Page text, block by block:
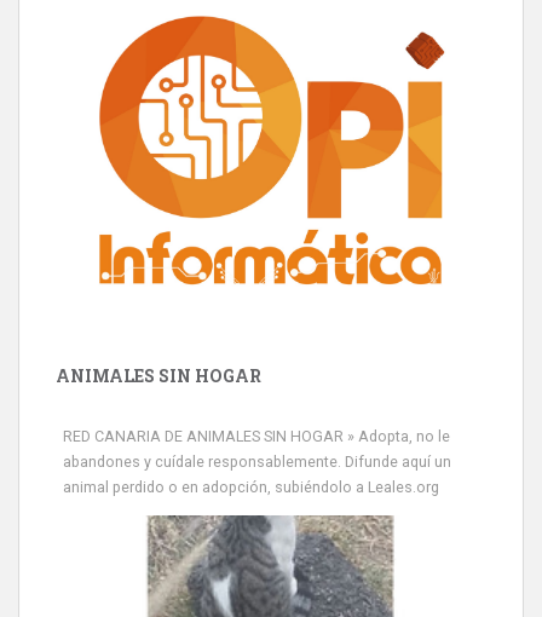
ANIMALES SIN HOGAR
RED CANARIA DE ANIMALES SIN HOGAR » Adopta, no le
abandones y cuídale responsablemente. Difunde aquí un
animal perdido o en adopción, subiéndolo a Leales.org
» Míralo en todos los navegadores y en Google Play con Leales.org
o en todas las redes sociales c...
Leales.org » Gran Canaria
9.7.2025